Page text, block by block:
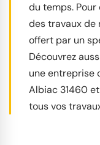
du temps.
des travaux de
offert par un
Découvrez
une entreprise
Albiac 31460
tous vos